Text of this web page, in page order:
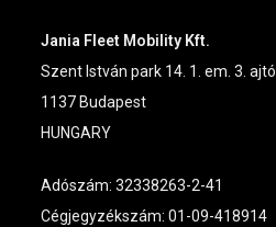
Jania Fleet Mobility Kft.
Szent István park 14. 1. em. 3. ajtó
1137 Budapest
HUNGARY
Adószám: 32338263-2-41
Cégjegyzékszám: 01-09-418914